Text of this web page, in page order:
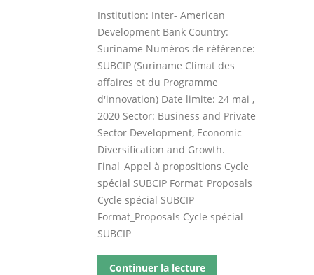
Institution: Inter- American
Development Bank Country:
Suriname Numéros de référence:
SUBCIP (Suriname Climat des
affaires et du Programme
d'innovation) Date limite: 24 mai ,
2020 Sector: Business and Private
Sector Development, Economic
Diversification and Growth.
Final_Appel à propositions Cycle
spécial SUBCIP Format_Proposals
Cycle spécial SUBCIP
Format_Proposals Cycle spécial
SUBCIP
Continuer la lecture